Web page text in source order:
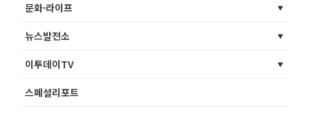
문화·라이프
뉴스발전소
이투데이TV
스페셜리포트